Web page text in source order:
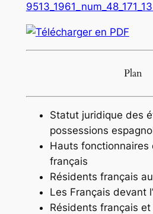
Plan
Statut juridique des
possessions
Hauts fonctionnaires
français
Résidents français
Les Français devant
Résidents français